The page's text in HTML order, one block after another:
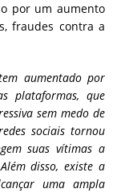
por um aumento
fraudes contra a
aumentado por
plataformas, que
sem medo de
sociais tornou
suas vítimas a
disso, existe a
uma ampla